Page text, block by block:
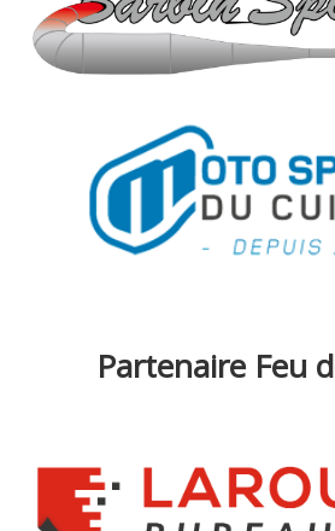
Partenaire Feu